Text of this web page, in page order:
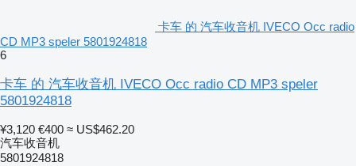
卡车 的 汽车收音机 IVECO Occ radio
CD MP3 speler 5801924818
6
卡车 的 汽车收音机 IVECO Occ radio CD MP3 speler
5801924818
¥3,120 €400 ≈ US$462.20
汽车收音机
5801924818